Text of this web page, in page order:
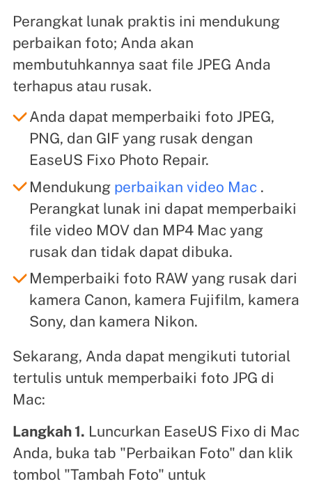
Perangkat lunak praktis ini mendukung
perbaikan foto; Anda akan
membutuhkannya saat file JPEG Anda
terhapus atau rusak.
Anda dapat memperbaiki foto JPEG,
PNG, dan GIF yang rusak dengan
EaseUS Fixo Photo Repair.
Mendukung perbaikan video Mac.
Perangkat lunak ini dapat memperbaiki
file video MOV dan MP4 Mac yang
rusak dan tidak dapat dibuka.
Memperbaiki foto RAW yang rusak dari
kamera Canon, kamera Fujifilm, kamera
Sony, dan kamera Nikon.
Sekarang, Anda dapat mengikuti tutorial
tertulis untuk memperbaiki foto JPG di
Mac:
Langkah 1. Luncurkan EaseUS Fixo di Mac
Anda, buka tab "Perbaikan Foto" dan klik
tombol "Tambah Foto" untuk